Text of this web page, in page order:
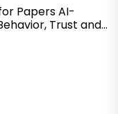
Papers AI-
Trust and…